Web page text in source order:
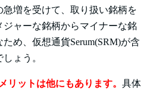
増を受けて、取り扱い銘柄を
ャーな銘柄からマイナーな銘
め、仮想通貨Serum(SRM)が含
ょう。
リットは他にもあります。 具体